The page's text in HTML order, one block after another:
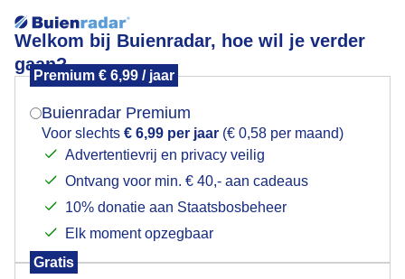
Welkom bij Buienradar, hoe wil je verder
gaan?
Premium € 6,99 / jaar
Buienradar Premium
Voor slechts € 6,99 per jaar (€ 0,58 per maand)
Advertentievrij en privacy veilig
Ontvang voor min. € 40,- aan cadeaus
10% donatie aan Staatsbosbeheer
Elk moment opzegbaar
Gratis
winterdag
Een moment geduld aub...
Populaire categorieën
Mogen we je locatie gebruiken voor het
Indien je hier nog geen akkoord op hebt gegeven,
verschijnt er zo een pop-up uit je browser waarin
Is goed, toon de popup